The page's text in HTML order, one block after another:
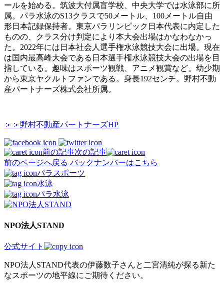
ールを始める。筑波大付属盲学校、中央大学では水泳部に所
属。パラ水泳のS13クラスで50メートル、100メートル自由
形日本記録保持者。東京パラリンピック日本代表に内定した
ものの、クラス分け判定により本大会出場はかなわなかっ
た。2022年には日本社会人選手権水泳競技大会に出場。現在
は国内最高峰大会である日本選手権水泳競技大会の出場を目
指している。趣味はスポーツ観戦、アニメ観賞など。幼少期
から東京ヤクルトファンである。身長192センチ。野村不動
産パートナーズ株式会社所属。
＞＞野村不動産パートナーズHP
前の記事次の記事
前のページへ戻る バックナンバーはこちら
パラスポーツ
水泳
パラ水泳
NPO法人STAND
公式サイト
NPO法人STAND代表の伊藤数子さんと二宮清純が探る新た
なスポーツの地平線にご期待ください。